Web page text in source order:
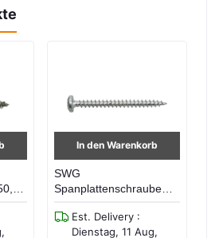
In den Warenkorb
SWG
Spanplattenschraube
Stk / Pak) 19641663
Est. Delivery :
Dienstag, 11 Aug,